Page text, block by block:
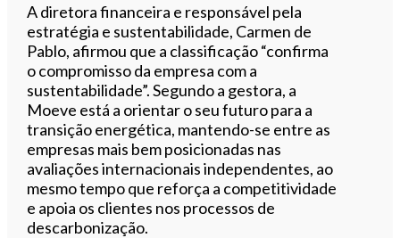
A diretora financeira e responsável pela
estratégia e sustentabilidade, Carmen de
Pablo, afirmou que a classificação “confirma
o compromisso da empresa com a
sustentabilidade”. Segundo a gestora, a
Moeve está a orientar o seu futuro para a
transição energética, mantendo-se entre as
empresas mais bem posicionadas nas
avaliações internacionais independentes, ao
mesmo tempo que reforça a competitividade
e apoia os clientes nos processos de
descarbonização.